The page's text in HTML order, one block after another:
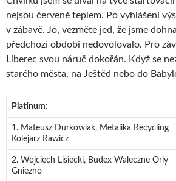
nejsou červené teplem. Po vyhlášení
v zábavě. Jo, vezměte jed, že jsme
předchozí období nedovolovalo. Pro
Liberec svou náruč dokořán. Když se
starého města, na Ještěd nebo do
Platinum:
1. Mateusz Durkowiak, Metalika Recycling
Kolejarz Rawicz
2. Wojciech Lisiecki, Budex Waleczne Orly
Gniezno